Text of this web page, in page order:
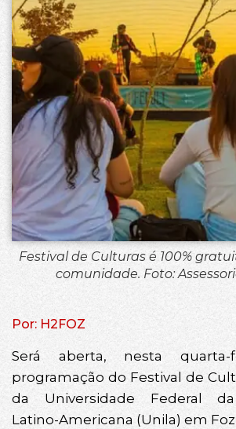
Festival de Culturas é 100%
comunidade. Foto:
Por: H2FOZ
Será aberta, nesta
programação do Festival de
da Universidade Federal
Latino-Americana (Unila) em